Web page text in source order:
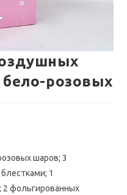
розовых
шаров; 3
1
2 фольгированных